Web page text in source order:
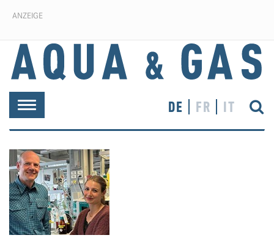
ANZEIGE
Toggle
navigation
DE FR IT